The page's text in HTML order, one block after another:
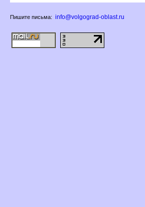
Пишите письма: info@volgograd-oblast.ru